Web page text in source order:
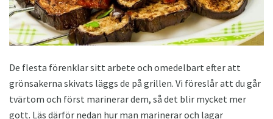
De flesta förenklar sitt arbete och omedelbart efter att
grönsakerna skivats läggs de på grillen. Vi föreslår att du går
tvärtom och först marinerar dem, så det blir mycket mer
gott. Läs därför nedan hur man marinerar och lagar